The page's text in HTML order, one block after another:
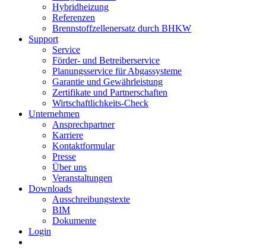
Hybridheizung
Referenzen
Brennstoffzellenersatz durch BHKW
Support
Service
Förder- und Betreiberservice
Planungsservice für Abgassysteme
Garantie und Gewährleistung
Zertifikate und Partnerschaften
Wirtschaftlichkeits-Check
Unternehmen
Ansprechpartner
Karriere
Kontaktformular
Presse
Über uns
Veranstaltungen
Downloads
Ausschreibungstexte
BIM
Dokumente
Login